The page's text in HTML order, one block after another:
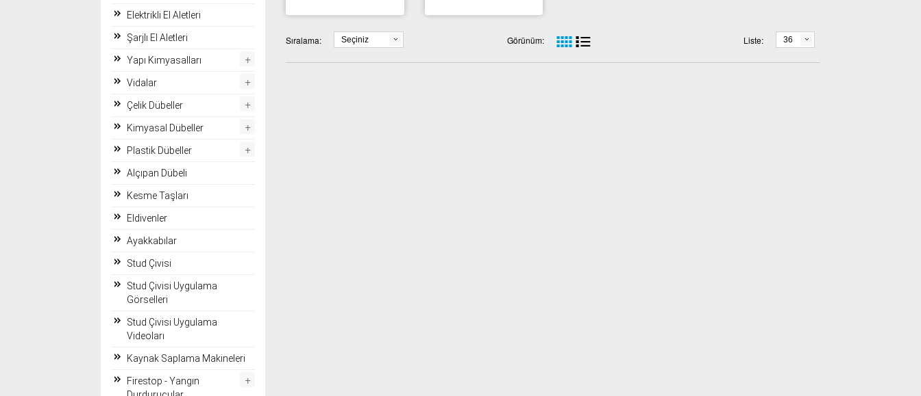
Sıralama: Seçiniz Görünüm: Liste: 36
Elektrikli El Aletleri
Şarjlı El Aletleri
Yapı Kimyasalları +
Vidalar +
Çelik Dübeller +
Kimyasal Dübeller +
Plastik Dübeller +
Alçıpan Dübeli
Kesme Taşları
Eldivenler
Ayakkabılar
Stud Çivisi
Stud Çivisi Uygulama
Görselleri
Stud Çivisi Uygulama
Videoları
Kaynak Saplama Makineleri
Firestop - Yangın
+